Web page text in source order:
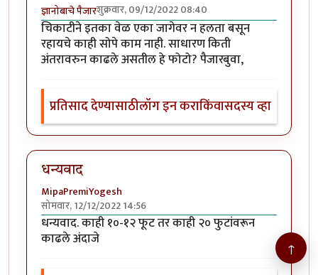
ज्ञानोबाचे पैजारशुक्रवार, 09/12/2022 08:40
चिकाटीने इतका वेळ एका जागेवर न हलता बसून
रहायचे काही सोपे काम नाही. साधारण किती
अंतरावरुन काढले असतील हे फोटो? पैजारबुवा,
प्रतिसाद देण्यासाठीलॉग इन कराकिंवासदस्य व्हा
धन्यवाद
MipaPremiYogesh
सोमवार, 12/12/2022 14:56
धन्यवाद. काही १०-१२ फूट तर काही २० फुटांवरून
काढले अंदाजे ↑